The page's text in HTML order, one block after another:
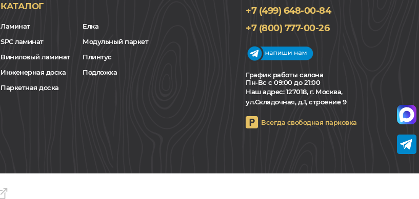
КАТАЛОГ
Ламинат
SPC ламинат
Виниловый ламинат
Инженерная доска
Паркетная доска
Елка
Модульный паркет
Плинтус
Подложка
+7 (499) 648-00-84
+7 (800) 777-00-26
График работы салона
Пн-Вс с 09:00 до 21:00
Наш адрес:127018, г. Москва,
ул.Складочная, д.1, строение 9
Всегда свободная парковка